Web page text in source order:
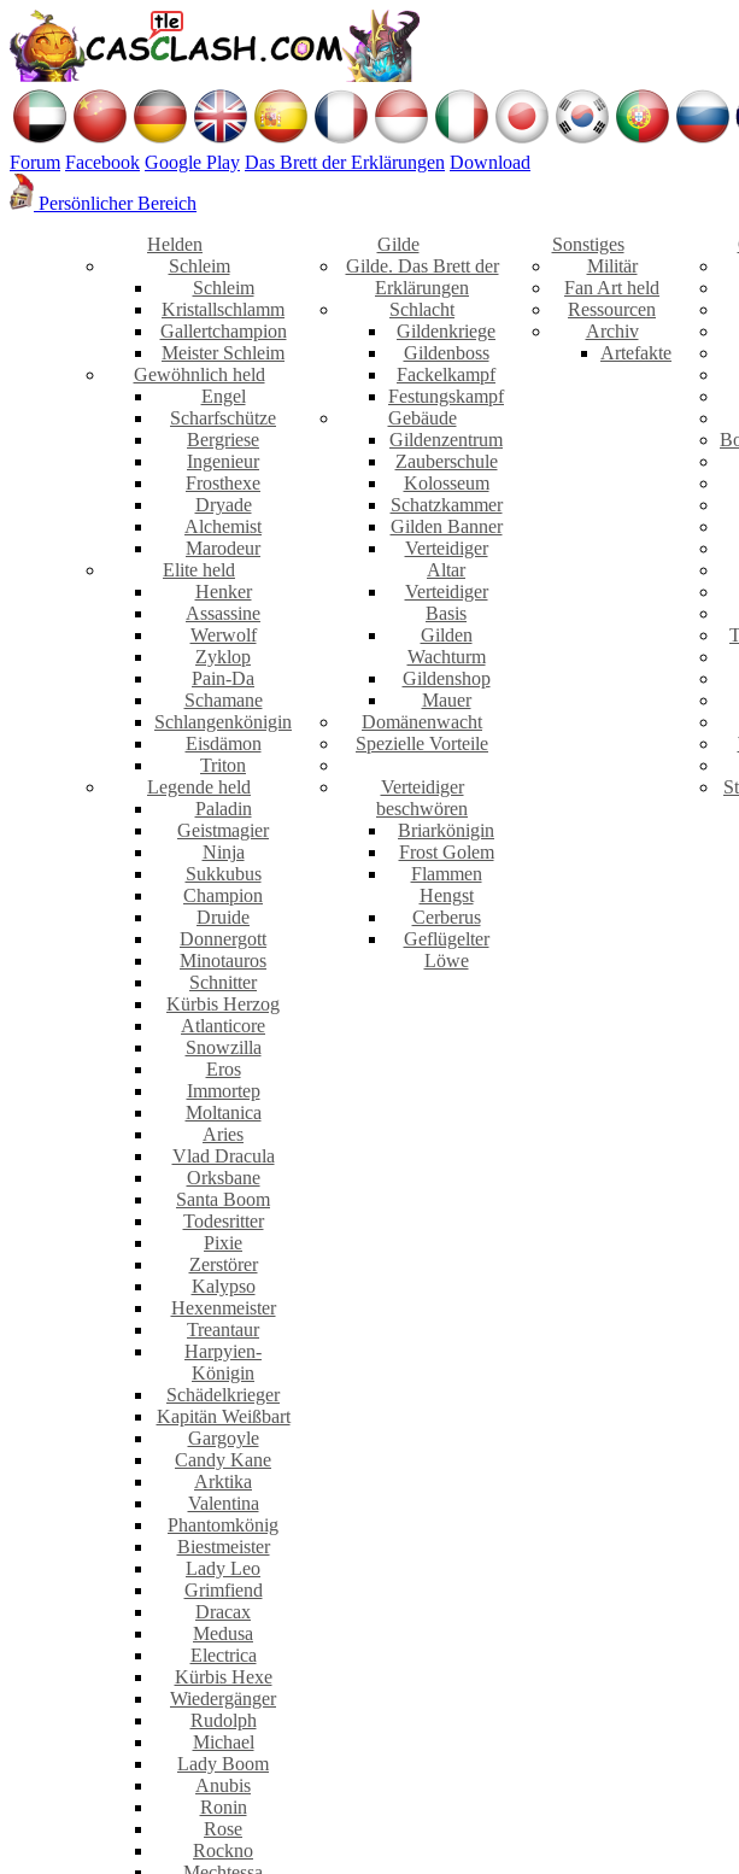
Forum Facebook Google Play Das Brett der Erklärungen Download
Persönlicher Bereich
Helden
Schleim
Schleim
Kristallschlamm
Gallertchampion
Meister Schleim
Gewöhnlich held
Engel
Scharfschütze
Bergriese
Ingenieur
Frosthexe
Dryade
Alchemist
Marodeur
Elite held
Henker
Assassine
Werwolf
Zyklop
Pain-Da
Schamane
Schlangenkönigin
Eisdämon
Triton
Legende held
Paladin
Geistmagier
Ninja
Sukkubus
Champion
Druide
Donnergott
Minotauros
Schnitter
Kürbis Herzog
Atlanticore
Snowzilla
Eros
Immortep
Moltanica
Aries
Vlad Dracula
Orksbane
Santa Boom
Todesritter
Pixie
Zerstörer
Kalypso
Hexenmeister
Treantaur
Harpyien-
Königin
Schädelkrieger
Kapitän Weißbart
Gargoyle
Candy Kane
Arktika
Valentina
Phantomkönig
Biestmeister
Lady Leo
Grimfiend
Dracax
Medusa
Electrica
Kürbis Hexe
Wiedergänger
Rudolph
Michael
Lady Boom
Anubis
Ronin
Rose
Rockno
Gilde
Gilde. Das Brett der
Erklärungen
Schlacht
Gildenkriege
Gildenboss
Fackelkampf
Festungskampf
Gebäude
Gildenzentrum
Zauberschule
Kolosseum
Schatzkammer
Gilden Banner
Verteidiger
Altar
Verteidiger
Basis
Gilden
Wachturm
Gildenshop
Mauer
Domänenwacht
Spezielle Vorteile
Verteidiger
beschwören
Briarkönigin
Frost Golem
Flammen
Hengst
Cerberus
Geflügelter
Löwe
Sonstiges
Militär
Fan Art held
Ressourcen
Archiv
Artefakte